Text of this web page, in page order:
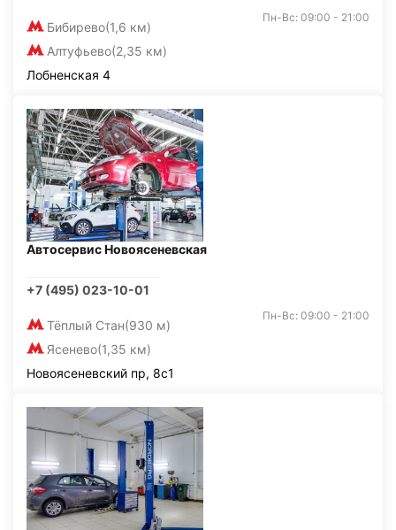
Бибирево(1,6 км)
Алтуфьево(2,35 км)
Пн-Вс: 09:00 - 21:00
Лобненская 4
Автосервис Новоясеневская
+7 (495) 023-10-01
Тёплый Стан(930 м)
Ясенево(1,35 км)
Пн-Вс: 09:00 - 21:00
Новоясеневский пр, 8с1